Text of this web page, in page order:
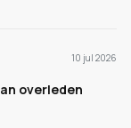
10 jul 2026
overleden